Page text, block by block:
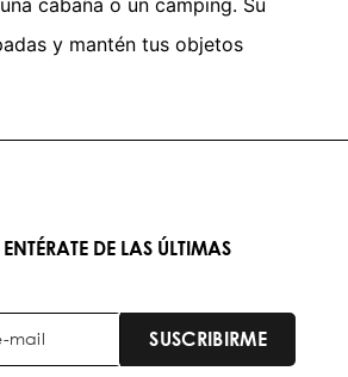
y mantén tus objetos
ENTÉRATE DE LAS ÚLTIMAS
SUSCRIBIRME